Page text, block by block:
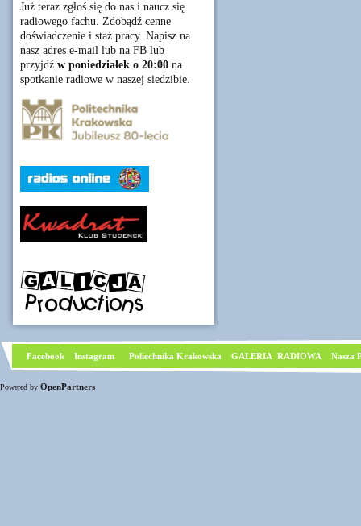
Już teraz zgłoś się do nas i naucz się
radiowego fachu. Zdobądź cenne
doświadczenie i staż pracy. Napisz na
nasz adres e-mail lub na FB lub
przyjdź w poniedziałek o 20:00 na
spotkanie radiowe w naszej siedzibie.
Facebook Instagram Poliechnika Krakowska GALERIA RADIOWA Nasza
Powered by OpenPartners